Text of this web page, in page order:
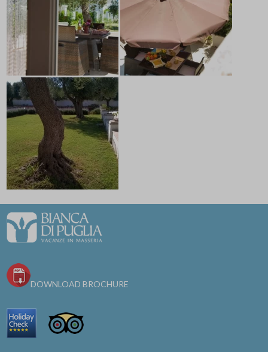
DOWNLOAD BROCHURE